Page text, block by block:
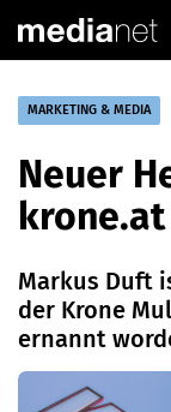
MARKETING & MEDIA
Neuer
Markus Duft
der Krone
ernannt